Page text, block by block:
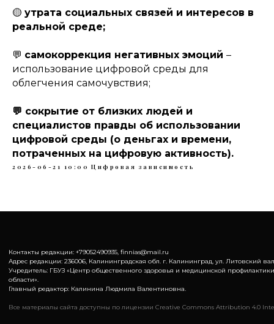
🟡 утрата социальных связей и интересов в
реальной среде;
💬 самокоррекция негативных эмоций –
использование цифровой среды для
облегчения самочувствия;
💬 сокрытие от близких людей и
специалистов правды об использовании
цифровой среды (о деньгах и времени,
потраченных на цифровую активность).
2026-06-21 10:00 Цифровая зависимость
Контакты редакции: +79052490935, finnias@mail.ru
Адрес редакции: 236006, Калининградская обл. г. Калининград, ул. Литовский
Учредитель: ГБУЗ «Центр общественного здоровья и медицинской
области».
Главный редактор: Калинина Людмила Валентиновна.
Все материалы сайта доступны по лицензии Creative Commons Attribution 4.0